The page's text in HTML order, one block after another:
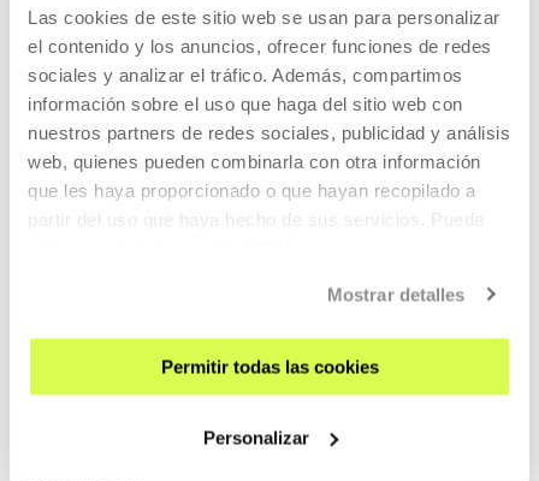
Las cookies de este sitio web se usan para personalizar
el contenido y los anuncios, ofrecer funciones de redes
sociales y analizar el tráfico. Además, compartimos
información sobre el uso que haga del sitio web con
nuestros partners de redes sociales, publicidad y análisis
web, quienes pueden combinarla con otra información
que les haya proporcionado o que hayan recopilado a
partir del uso que haya hecho de sus servicios. Puede
Mostrar detalles
Permitir todas las cookies
Personalizar
Aida Sánchez de Serdio es educadora e investigadora en
los ámbitos de la cultura visual, la ...
MORE INFORMATION
construct the public sphere and how the public sphere